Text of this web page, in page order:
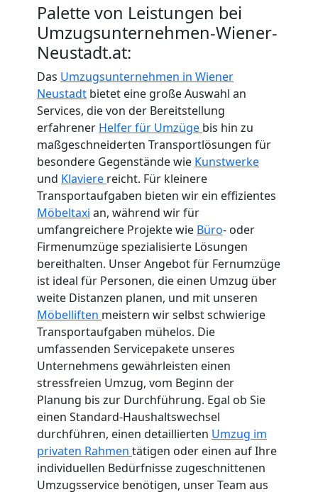
Palette von Leistungen bei
Umzugsunternehmen-Wiener-
Neustadt.at:
Das Umzugsunternehmen in Wiener
Neustadt bietet eine große Auswahl an
Services, die von der Bereitstellung
erfahrener Helfer für Umzüge bis hin zu
maßgeschneiderten Transportlösungen für
besondere Gegenstände wie Kunstwerke
und Klaviere reicht. Für kleinere
Transportaufgaben bieten wir ein effizientes
Möbeltaxi an, während wir für
umfangreichere Projekte wie Büro- oder
Firmenumzüge spezialisierte Lösungen
bereithalten. Unser Angebot für Fernumzüge
ist ideal für Personen, die einen Umzug über
weite Distanzen planen, und mit unseren
Möbelliften meistern wir selbst schwierige
Transportaufgaben mühelos. Die
umfassenden Servicepakete unseres
Unternehmens gewährleisten einen
stressfreien Umzug, vom Beginn der
Planung bis zur Durchführung. Egal ob Sie
einen Standard-Haushaltswechsel
durchführen, einen detaillierten Umzug im
privaten Rahmen tätigen oder einen auf Ihre
individuellen Bedürfnisse zugeschnittenen
Umzugsservice benötigen, unser Team aus
Beiladung
International
Internationaler
Umzug
Nationaler
Umzug